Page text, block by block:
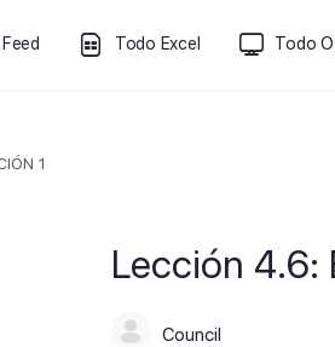
Todo Excel Todo
1
Lección 4.6:
Council